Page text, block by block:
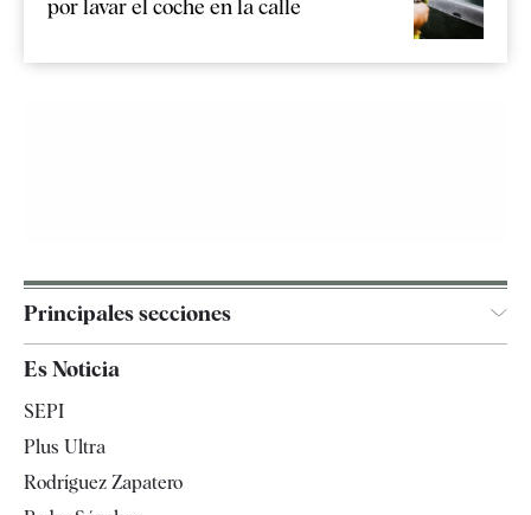
por lavar el coche en la calle
Principales secciones
Televisión
Es Noticia
SEPI
Plus Ultra
Rodríguez Zapatero